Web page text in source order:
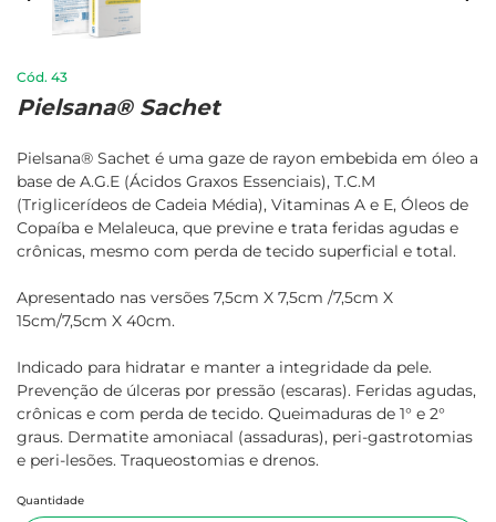
43
Pielsana® Sachet
Pielsana® Sachet é uma gaze de rayon embebida em óleo a
base de A.G.E (Ácidos Graxos Essenciais), T.C.M
(Triglicerídeos de Cadeia Média), Vitaminas A e E, Óleos de
Copaíba e Melaleuca, que previne e trata feridas agudas e
crônicas, mesmo com perda de tecido superficial e total.
Apresentado nas versões 7,5cm X 7,5cm /7,5cm X
15cm/7,5cm X 40cm.
Indicado para hidratar e manter a integridade da pele.
Prevenção de úlceras por pressão (escaras). Feridas agudas,
crônicas e com perda de tecido. Queimaduras de 1° e 2°
graus. Dermatite amoniacal (assaduras), peri-gastrotomias
e peri-lesões. Traqueostomias e drenos.
Quantidade